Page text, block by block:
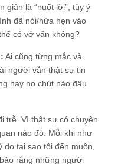
giản là “nuốt lời”, tùy ý
đã nói/hứa hẹn vào
có vớ vẩn không?
Ai cũng từng mắc và
người vẫn thật sự tin
hay ho chút nào đâu
trễ. Vì thật sự có chuyện
nào đó. Mỗi khi như
tại sao tôi đến muộn,
rằng những người